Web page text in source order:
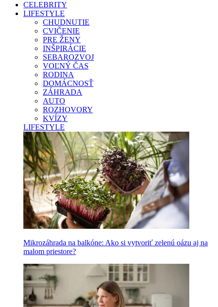
CELEBRITY
LIFESTYLE
CHUDNUTIE
CVIČENIE
PRE ŽENY
INŠPIRÁCIE
SEBAROZVOJ
VOĽNÝ ČAS
RODINA
DOMÁCNOSŤ
ZÁHRADA
AUTO
ROZHOVORY
KVÍZY
LIFESTYLE
Mikrozáhrada na balkóne: Ako si vytvoriť zelenú oázu aj na
malom priestore?